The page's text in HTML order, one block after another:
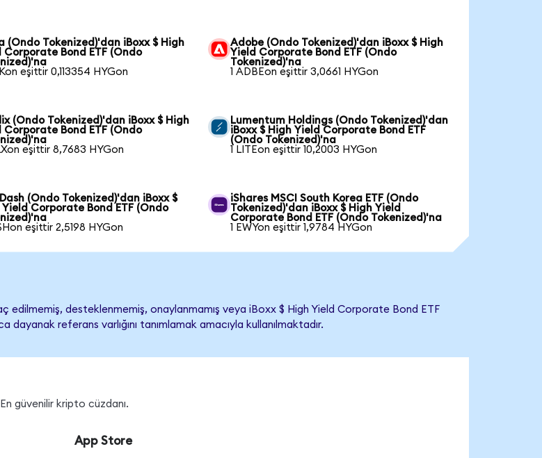
(Ondo Tokenized)'dan iBoxx $ High
Corporate Bond ETF (Ondo
eşittir 0,113354 HYGon
Adobe (Ondo Tokenized)'dan iBoxx $ High
Yield Corporate Bond ETF (Ondo
Tokenized)'na
1 ADBEon eşittir 3,0661 HYGon
(Ondo Tokenized)'dan iBoxx $ High
Corporate Bond ETF (Ondo
eşittir 8,7683 HYGon
Lumentum Holdings (Ondo Tokenized)'dan
iBoxx $ High Yield Corporate Bond ETF
(Ondo Tokenized)'na
1 LITEon eşittir 10,2003 HYGon
(Ondo Tokenized)'dan iBoxx $
Yield Corporate Bond ETF (Ondo
eşittir 2,5198 HYGon
iShares MSCI South Korea ETF (Ondo
Tokenized)'dan iBoxx $ High Yield
Corporate Bond ETF (Ondo Tokenized)'na
1 EWYon eşittir 1,9784 HYGon
edilmemiş, desteklenmemiş, onaylanmamış veya iBoxx $ High Yield Corporate Bond ETF
referans varlığını tanımlamak amacıyla kullanılmaktadır.
güvenilir kripto cüzdanı.
App Store